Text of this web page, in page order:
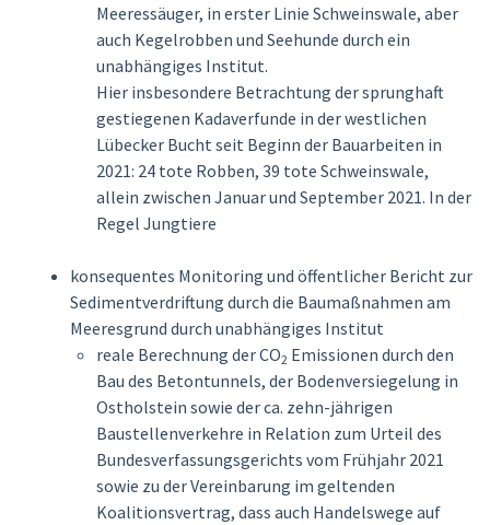
Meeressäuger, in erster Linie Schweinswale, aber
auch Kegelrobben und Seehunde durch ein
unabhängiges Institut.
Hier insbesondere Betrachtung der sprunghaft
gestiegenen Kadaverfunde in der westlichen
Lübecker Bucht seit Beginn der Bauarbeiten in
2021: 24 tote Robben, 39 tote Schweinswale,
allein zwischen Januar und September 2021. In der
Regel Jungtiere
konsequentes Monitoring und öffentlicher Bericht zur
Sedimentverdriftung durch die Baumaßnahmen am
Meeresgrund durch unabhängiges Institut
reale Berechnung der CO2 Emissionen durch den
Bau des Betontunnels, der Bodenversiegelung in
Ostholstein sowie der ca. zehn-jährigen
Baustellenverkehre in Relation zum Urteil des
Bundesverfassungsgerichts vom Frühjahr 2021
sowie zu der Vereinbarung im geltenden
Koalitionsvertrag, dass auch Handelswege auf